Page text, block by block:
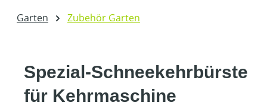
Garten Zubehör Garten
Spezial-Schneekehrbürste
für Kehrmaschine